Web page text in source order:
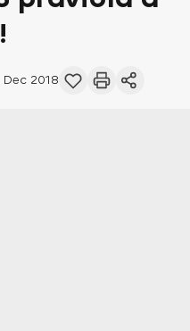
Dec 2018